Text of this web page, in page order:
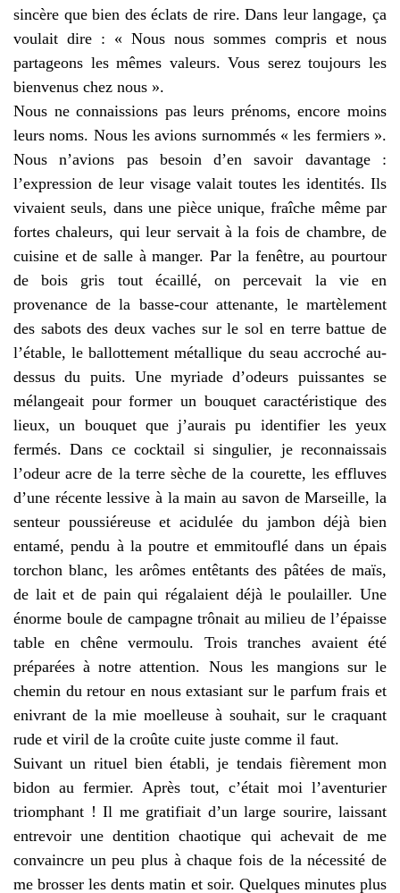
sincère que bien des éclats de rire. Dans leur langage, ça
voulait dire : « Nous nous sommes compris et nous
partageons les mêmes valeurs. Vous serez toujours les
bienvenus chez nous ».
Nous ne connaissions pas leurs prénoms, encore moins
leurs noms. Nous les avions surnommés « les fermiers ».
Nous n’avions pas besoin d’en savoir davantage :
l’expression de leur visage valait toutes les identités. Ils
vivaient seuls, dans une pièce unique, fraîche même par
fortes chaleurs, qui leur servait à la fois de chambre, de
cuisine et de salle à manger. Par la fenêtre, au pourtour
de bois gris tout écaillé, on percevait la vie en
provenance de la basse-cour attenante, le martèlement
des sabots des deux vaches sur le sol en terre battue de
l’étable, le ballottement métallique du seau accroché au-
dessus du puits. Une myriade d’odeurs puissantes se
mélangeait pour former un bouquet caractéristique des
lieux, un bouquet que j’aurais pu identifier les yeux
fermés. Dans ce cocktail si singulier, je reconnaissais
l’odeur acre de la terre sèche de la courette, les effluves
d’une récente lessive à la main au savon de Marseille, la
senteur poussiéreuse et acidulée du jambon déjà bien
entamé, pendu à la poutre et emmitouflé dans un épais
torchon blanc, les arômes entêtants des pâtées de maïs,
de lait et de pain qui régalaient déjà le poulailler. Une
énorme boule de campagne trônait au milieu de l’épaisse
table en chêne vermoulu. Trois tranches avaient été
préparées à notre attention. Nous les mangions sur le
chemin du retour en nous extasiant sur le parfum frais et
enivrant de la mie moelleuse à souhait, sur le craquant
rude et viril de la croûte cuite juste comme il faut.
Suivant un rituel bien établi, je tendais fièrement mon
bidon au fermier. Après tout, c’était moi l’aventurier
triomphant ! Il me gratifiait d’un large sourire, laissant
entrevoir une dentition chaotique qui achevait de me
convaincre un peu plus à chaque fois de la nécessité de
me brosser les dents matin et soir. Quelques minutes plus